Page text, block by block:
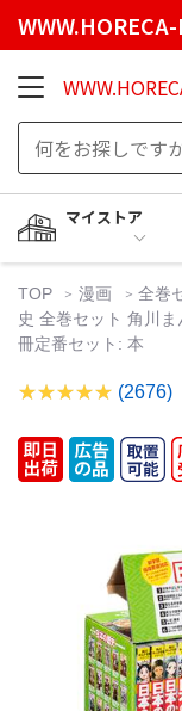
マイストア
TOP 漫画 全巻
史 全巻セット 角川
冊定番セット: 本
(2676)